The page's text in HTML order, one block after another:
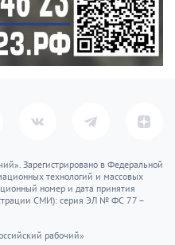
Зарегистрировано в Федеральной
технологий и массовых
номер и дата принятия
СМИ): серия ЭЛ № ФС 77 –
рабочий»